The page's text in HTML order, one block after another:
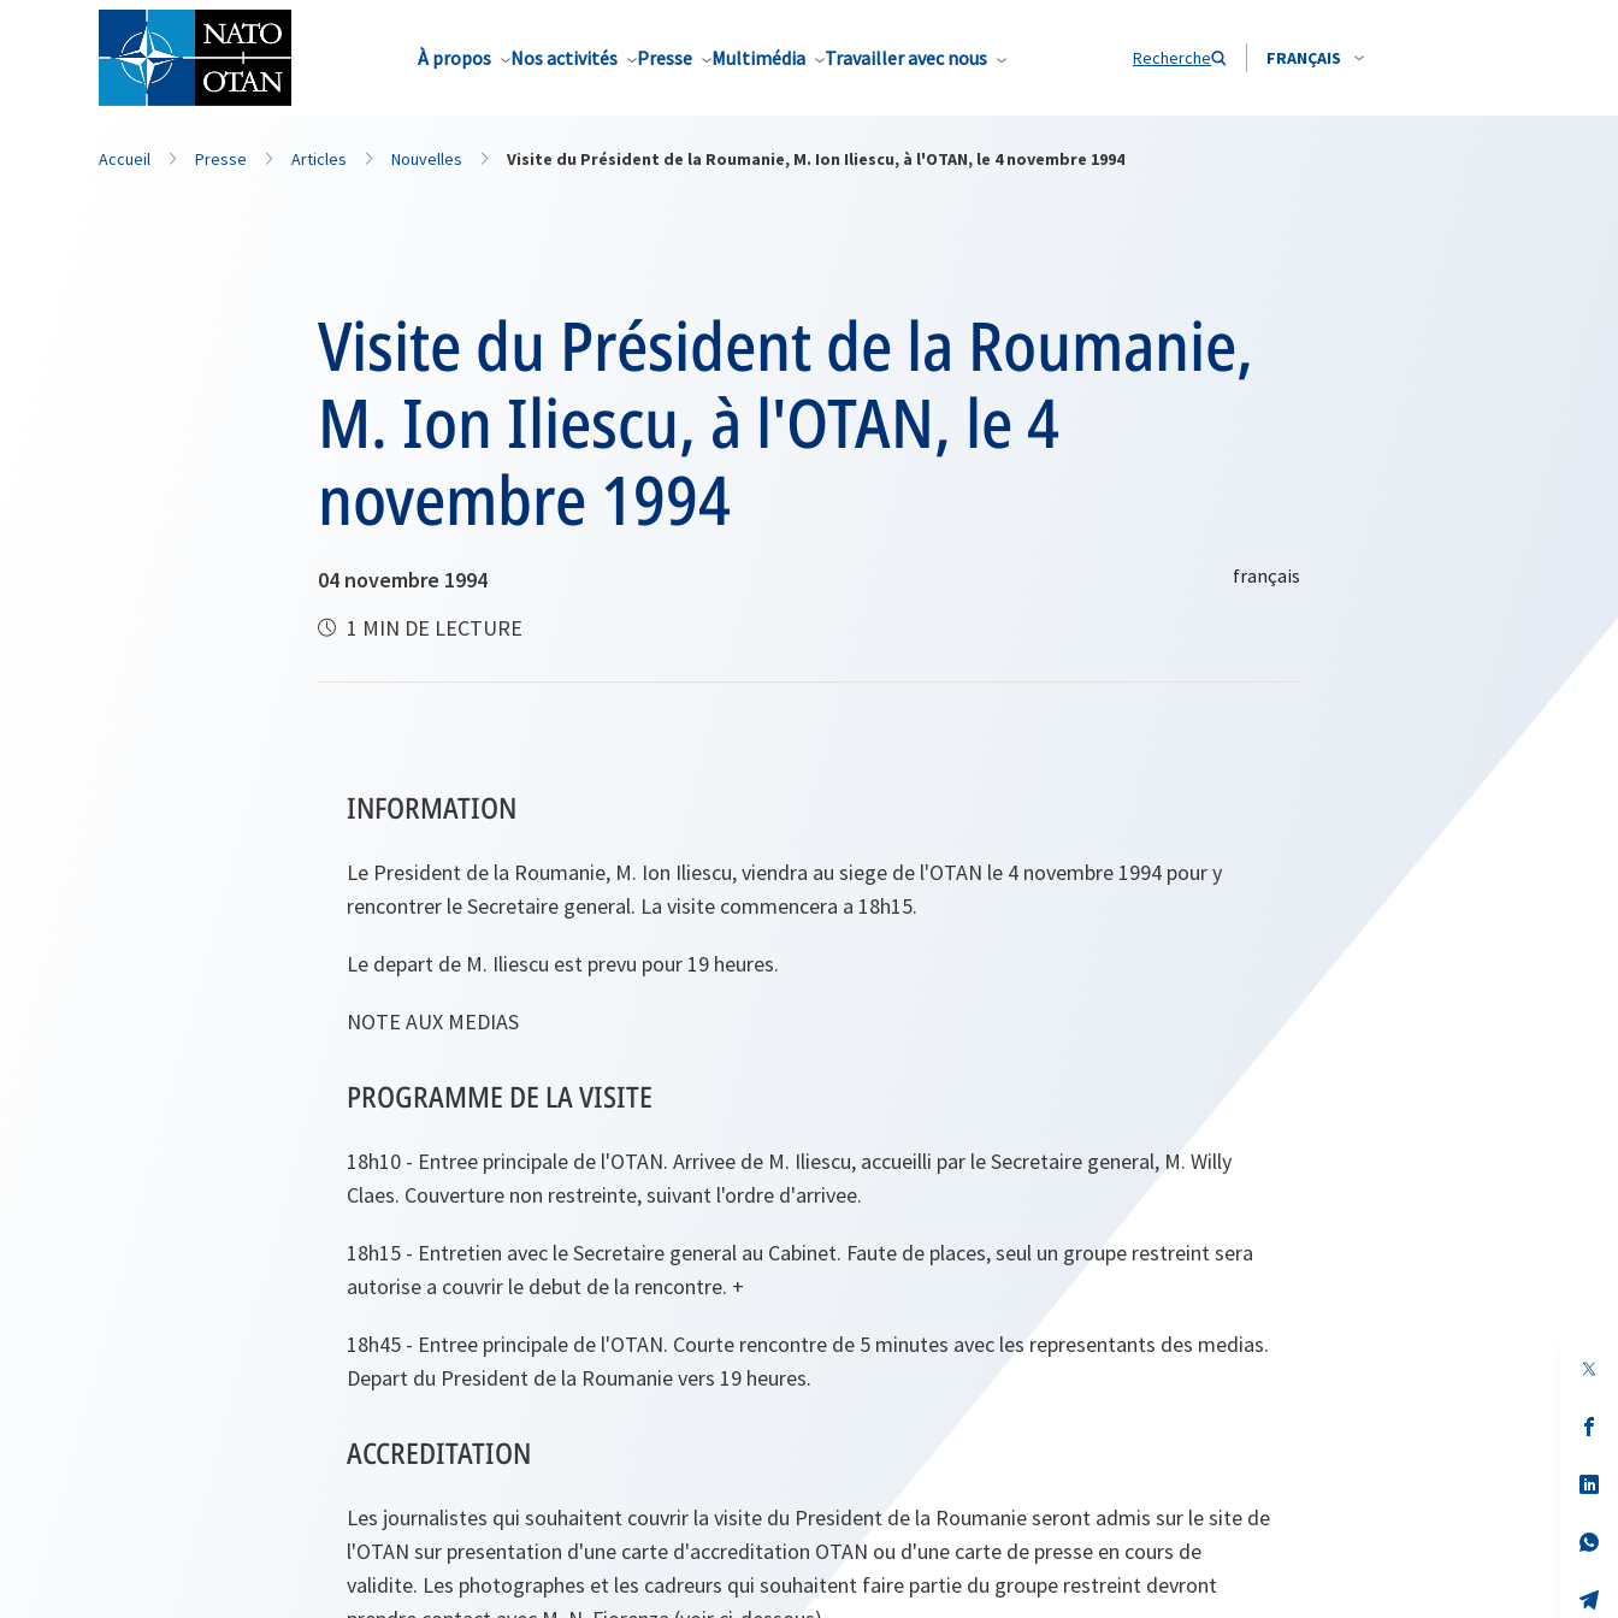
À propos Nos activités Presse Multimédia Travailler avec nous Recherche FRANÇAIS
Nom de famille*
Accueil Presse Articles Nouvelles Visite du Président de la Roumanie, M. Ion Iliescu, à l'OTAN, le 4 novembre 1994
Visite du Président de la Roumanie,
M. Ion Iliescu, à l'OTAN, le 4
novembre 1994
04 novembre 1994
1 MIN DE LECTURE
INFORMATION
Le President de la Roumanie, M. Ion Iliescu, viendra au siege de l'OTAN le 4 novembre 1994 pour y
rencontrer le Secretaire general. La visite commencera a 18h15.
Le depart de M. Iliescu est prevu pour 19 heures.
NOTE AUX MEDIAS
PROGRAMME DE LA VISITE
18h10 - Entree principale de l'OTAN. Arrivee de M. Iliescu, accueilli par le Secretaire general, M. Willy
Claes. Couverture non restreinte, suivant l'ordre d'arrivee.
18h15 - Entretien avec le Secretaire general au Cabinet. Faute de places, seul un groupe restreint sera
autorise a couvrir le debut de la rencontre. +
18h45 - Entree principale de l'OTAN. Courte rencontre de 5 minutes avec les representants des medias.
Depart du President de la Roumanie vers 19 heures.
ACCREDITATION
Les journalistes qui souhaitent couvrir la visite du President de la Roumanie seront admis sur le site de
l'OTAN sur presentation d'une carte d'accreditation OTAN ou d'une carte de presse en cours de
validite. Les photographes et les cadreurs qui souhaitent faire partie du groupe restreint devront